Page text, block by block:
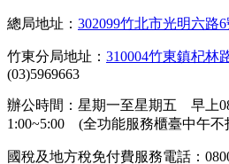
總局地址： 302099竹北市光明六路6
竹東分局地址： 310004竹東鎮杞林
(03)5969663
辦公時間：星期一至星期五 早上
1:00~5:00 (全功能服務櫃臺中午不
國稅及地方稅免付費服務電話：